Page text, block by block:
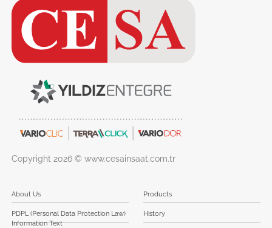
Copyright 2026 © www.cesainsaat.com.tr
About Us Products
PDPL (Personal Data Protection Law)
Information Text
History